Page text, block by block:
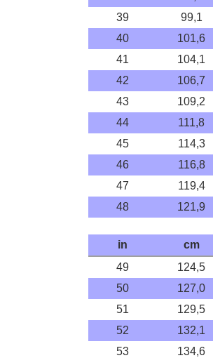
39
99,1
40
101,6
41
104,1
42
106,7
43
109,2
44
111,8
45
114,3
46
116,8
47
119,4
48
121,9
in
cm
49
124,5
50
127,0
51
129,5
52
132,1
53
134,6